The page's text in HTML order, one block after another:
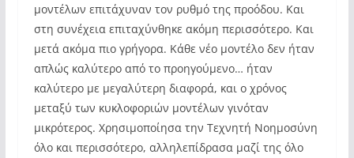
μοντέλων επιτάχυναν τον ρυθμό της προόδου. Και
στη συνέχεια επιταχύνθηκε ακόμη περισσότερο. Και
μετά ακόμα πιο γρήγορα. Κάθε νέο μοντέλο δεν ήταν
απλώς καλύτερο από το προηγούμενο… ήταν
καλύτερο με μεγαλύτερη διαφορά, και ο χρόνος
μεταξύ των κυκλοφοριών μοντέλων γινόταν
μικρότερος. Χρησιμοποίησα την Τεχνητή Νοημοσύνη
όλο και περισσότερο, αλληλεπίδρασα μαζί της όλο